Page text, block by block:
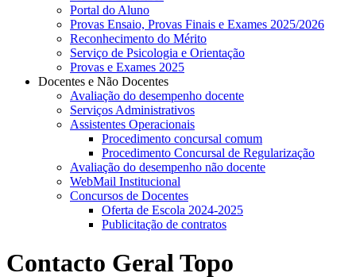
Portal do Aluno
Provas Ensaio, Provas Finais e Exames 2025/2026
Reconhecimento do Mérito
Serviço de Psicologia e Orientação
Provas e Exames 2025
Docentes e Não Docentes
Avaliação do desempenho docente
Serviços Administrativos
Assistentes Operacionais
Procedimento concursal comum
Procedimento Concursal de Regularização
Avaliação do desempenho não docente
WebMail Institucional
Concursos de Docentes
Oferta de Escola 2024-2025
Publicitação de contratos
Contacto Geral Topo